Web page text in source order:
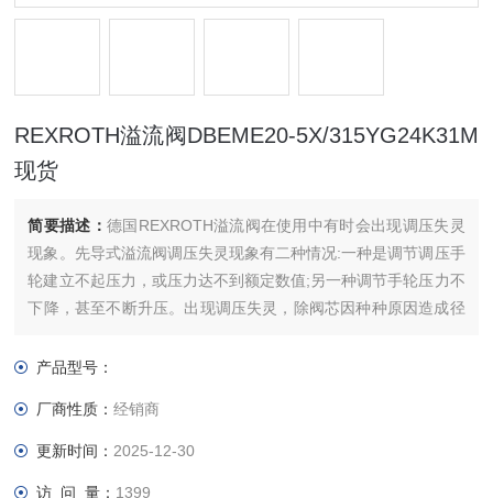
REXROTH溢流阀DBEME20-5X/315YG24K31M
现货
简要描述： 德国REXROTH溢流阀在使用中有时会出现调压失灵
现象。先导式溢流阀调压失灵现象有二种情况:一种是调节调压手
轮建立不起压力，或压力达不到额定数值;另一种调节手轮压力不
下降，甚至不断升压。出现调压失灵，除阀芯因种种原因造成径
压传递不到主阀上腔和导阀前腔，导阀就失去对主阀压力的调节
产品型号：
厂商性质：经销商
更新时间： 2025-12-30
访 问 量： 1399